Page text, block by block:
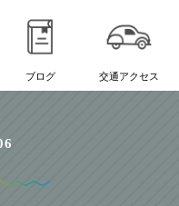
ブログ 交通アクセス